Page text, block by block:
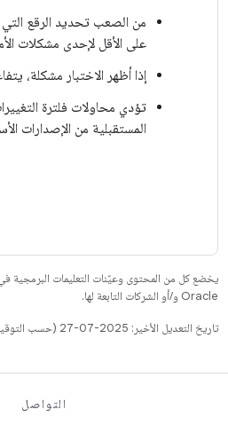
على الأقل لإحدى مشكلات
إذا أظهر الاختبار مشكلة،
المستقبلية من الإصدارات
يخضع كل من المحتوى وعيّنات التعليمات
Oracle و/أو الشركات التابعة لها.
تاريخ التعديل الأخير: 2025-07-27 (حسب التوقيت العالمي المتفَّق عليه)
التواصل